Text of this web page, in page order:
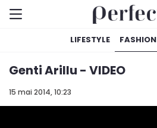
LIFESTYLE FASHION
15 mai 2014, 10:23
Genti Arillu - VIDEO